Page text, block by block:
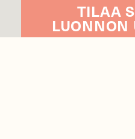
TILAA
LUONNON